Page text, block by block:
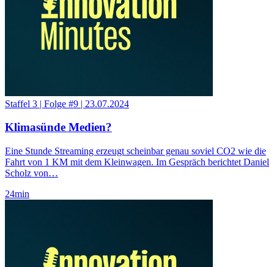
Staffel 3 | Folge #9 | 23.07.2024
Klimasünde Medien?
Eine Stunde Streaming erzeugt scheinbar genau soviel CO2 wie die
Fahrt von 1 KM mit dem Kleinwagen. Im Gespräch berichtet Daniel
Scholz von…
24min